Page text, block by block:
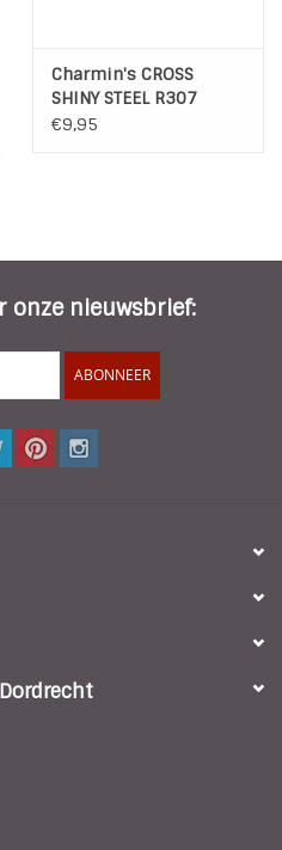
Charmin's CROSS
SHINY STEEL R307
€9,95
onze nieuwsbrief:
ABONNEER